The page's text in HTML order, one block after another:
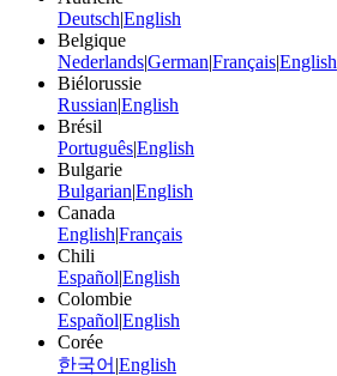
Deutsch|English
Belgique
Nederlands|German|Français|English
Biélorussie
Russian|English
Brésil
Português|English
Bulgarie
Bulgarian|English
Canada
English|Français
Chili
Español|English
Colombie
Español|English
Corée
한국어 |English